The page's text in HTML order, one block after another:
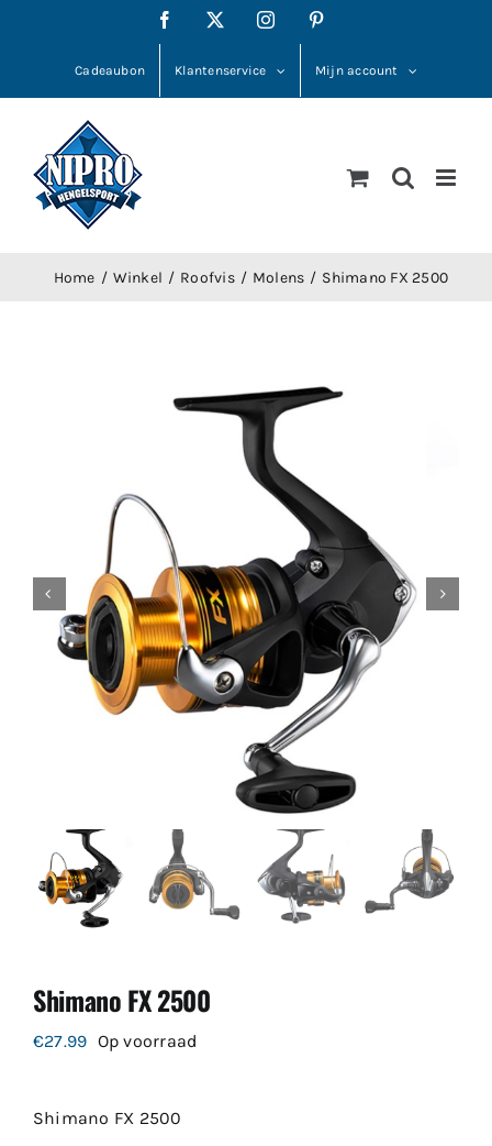
Facebook Instagram
Cadeaubon Klantenservice Mijn account
Home Winkel Roofvis Molens Shimano FX 2500
Shimano FX 2500
€27.99 Op voorraad
Shimano FX 2500